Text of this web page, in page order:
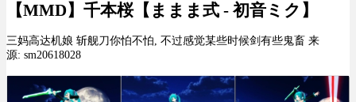
【MMD】千本桜【ままま式 - 初音ミク】
三妈高达机娘 斩舰刀你怕不怕, 不过感觉某些时候剑有些鬼畜 来
源: sm20618028